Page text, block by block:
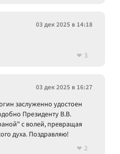
03 дек 2025 в 14:18
3
03 дек 2025 в 16:27
заслуженно удостоен
Президенту В.В.
с волей, превращая
духа. Поздравляю!
2